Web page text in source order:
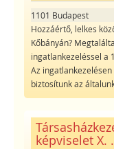
1101 Budapest
Hozzáértő, lelkes
Kőbányán?
ingatlankezeléssel a
Az
biztosítunk az
képviselet X.